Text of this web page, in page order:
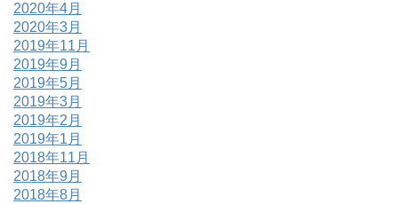
2020年4月
2020年3月
2019年11月
2019年9月
2019年5月
2019年3月
2019年2月
2019年1月
2018年11月
2018年9月
2018年8月